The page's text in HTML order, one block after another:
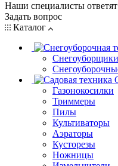
Наши специалисты
Задать вопрос
Каталог
Снегоуборщики
Газонокосилки
Триммеры
Пилы
Культиваторы
Аэраторы
Кусторезы
Ножницы